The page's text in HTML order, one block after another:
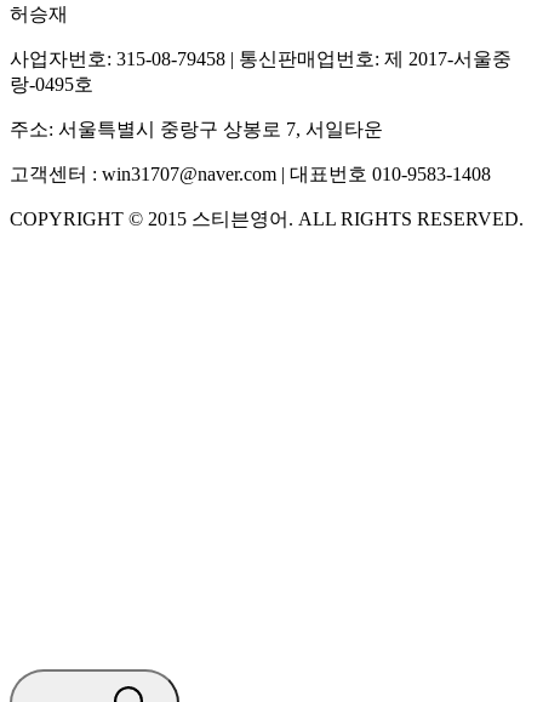
허승재
사업자번호: 315-08-79458 | 통신판매업번호: 제 2017-서울중
랑-0495호
주소: 서울특별시 중랑구 상봉로 7, 서일타운
고객센터 : win31707@naver.com | 대표번호 010-9583-1408
COPYRIGHT © 2015 스티븐영어 . ALL RIGHTS RESERVED.